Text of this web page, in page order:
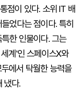
점이 있다. 소위 IT 배
었다는 점이다. 특히
한 인물이다. 그는
계'인 스페이스X와
에서 탁월한 능력을
냈다.